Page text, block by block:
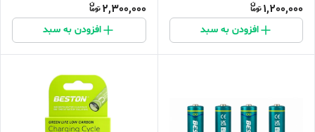
1,200,000
افزودن به سبد
2,300,000
افزودن به سبد